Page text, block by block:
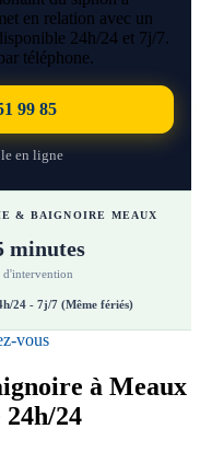
en relation avec un
24h/24 et 7j/7.
téléphone.
99 85
en ligne
& BAIGNOIRE MEAUX
minutes
d'intervention
24 - 7j/7 (Même fériés)
vous
à Meaux
24